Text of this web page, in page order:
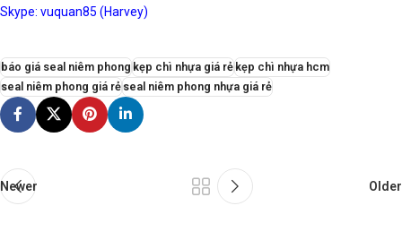
Skype: vuquan85 (Harvey)
báo giá seal niêm phong kẹp chì nhựa giá rẻkẹp chì nhựa hcm
seal niêm phong giá rẻseal niêm phong nhựa giá rẻ
Newer Older